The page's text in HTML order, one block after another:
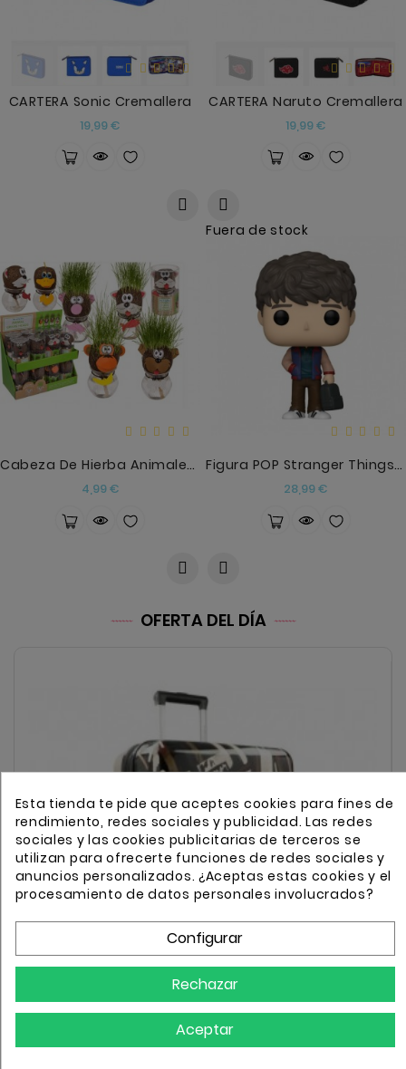
CARTERA Sonic Cremallera
19,99 €
CARTERA Naruto Cremallera
19,99 €
Cabeza De Hierba Animales En Lata De Plástico
4,99 €Precio
Fuera de stock
Figura POP Stranger Things 5 Will Byers
28,99 €
OFERTA DEL DÍA
Esta tienda te pide que aceptes cookies para fines de
rendimiento, redes sociales y publicidad. Las redes
sociales y las cookies publicitarias de terceros se
utilizan para ofrecerte funciones de redes sociales y
anuncios personalizados. ¿Aceptas estas cookies y el
procesamiento de datos personales involucrados?
Configurar
Rechazar
Aceptar